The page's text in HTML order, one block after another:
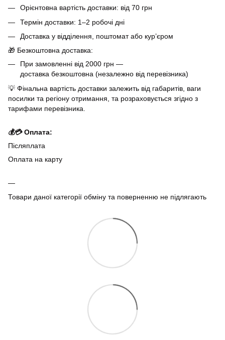
Орієнтовна вартість доставки: від 70 грн
Термін доставки: 1–2 робочі дні
Доставка у відділення, поштомат або кур’єром
🎁 Безкоштовна доставка:
При замовленні від 2000 грн —
доставка безкоштовна (незалежно від перевізника)
💡 Фінальна вартість доставки залежить від габаритів, ваги
посилки та регіону отримання, та розраховується згідно з
тарифами перевізника.
💰💳 Оплата:
Післяплата
Оплата на карту
Товари даної категорії обміну та поверненню не підлягають